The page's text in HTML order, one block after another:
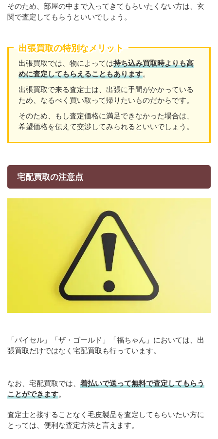
そのため、部屋の中まで入ってきてもらいたくない方は、玄
関で査定してもらうといいでしょう。
出張買取の特別なメリット
出張買取では、物によっては持ち込み買取時よりも高
めに査定してもらえることもあります。
出張買取で来る査定士は、出張に手間がかかっている
ため、なるべく買い取って帰りたいものだからです。
そのため、もし査定価格に満足できなかった場合は、
希望価格を伝えて交渉してみられるといいでしょう。
宅配買取の注意点
「バイセル」「ザ・ゴールド」「福ちゃん」においては、出
張買取だけではなく宅配買取も行っています。
なお、宅配買取では、 着払いで送って無料で査定してもらう
ことができます。
査定士と接することなく毛皮製品を査定してもらいたい方に
とっては、便利な査定方法と言えます。